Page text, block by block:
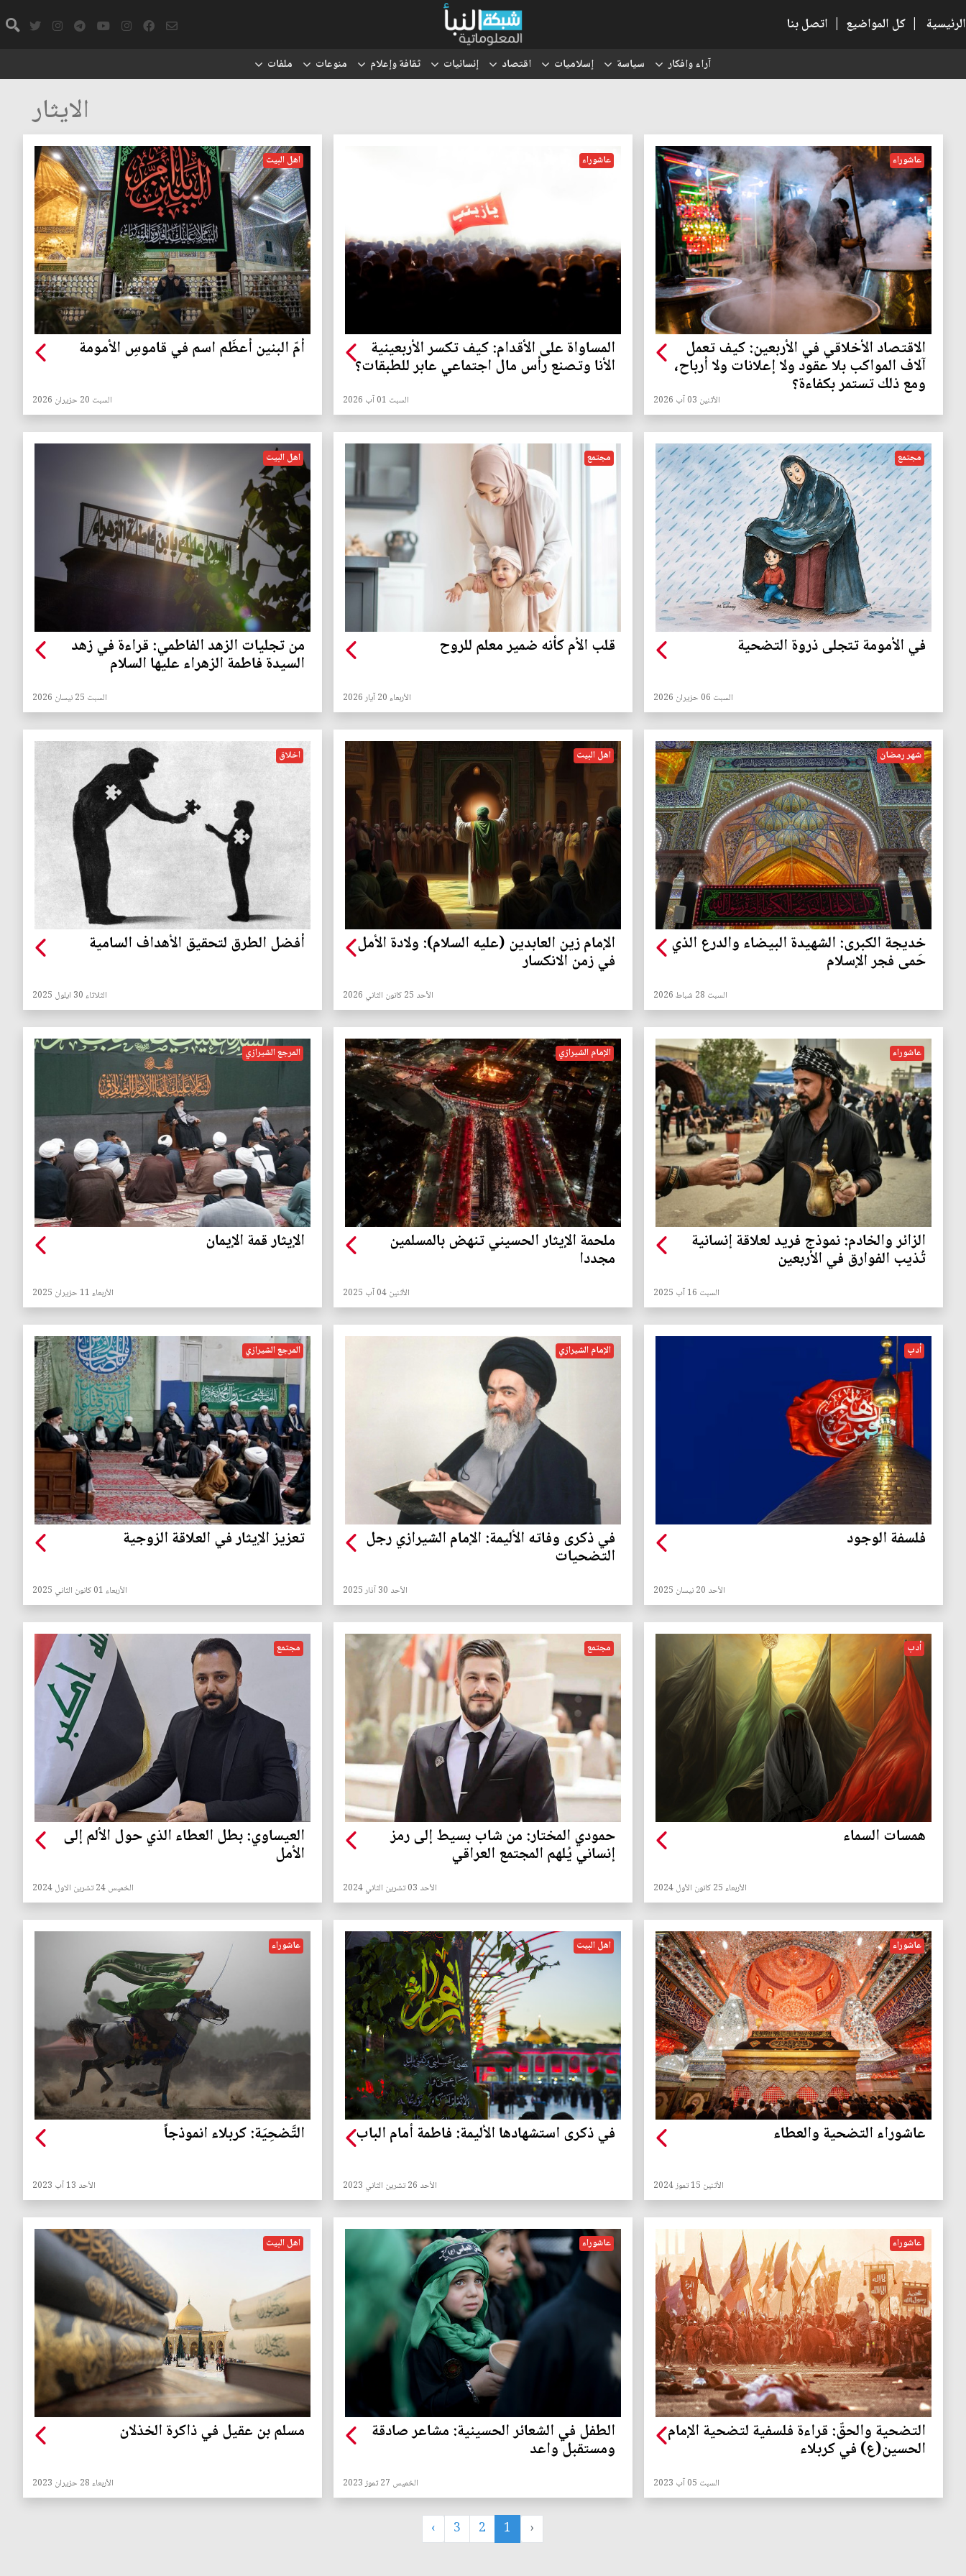
الرئيسية | كل المواضيع | اتصل بنا
آراء وافكار سياسة إسلاميات اقتصاد إنسانيات ثقافة وإعلام منوعات ملفات
الايثار
عاشوراء
الاقتصاد الأخلاقي في الأربعين: كيف تعمل
آلاف المواكب بلا عقود ولا إعلانات ولا أرباح،
ومع ذلك تستمر بكفاءة؟
الأثنين 03 آب 2026
عاشوراء
المساواة على الأقدام: كيف تكسر الأربعينية
الأنا وتصنع رأس مال اجتماعي عابر للطبقات؟
السبت 01 آب 2026
اهل البيت
أمّ البنين أعظَم اسم في قاموسِ الأمومة
السبت 20 حزيران 2026
مجتمع
في الأمومة تتجلى ذروة التضحية
السبت 06 حزيران 2026
مجتمع
قلب الأم كأنه ضمير معلم للروح
الأربعاء 20 آيار 2026
اهل البيت
من تجليات الزهد الفاطمي: قراءة في زهد
السيدة فاطمة الزهراء عليها السلام
السبت 25 نيسان 2026
شهر رمضان
خديجة الكبرى: الشهيدة البيضاء والدرع الذي
حَمى فجر الإسلام
السبت 28 شباط 2026
اهل البيت
الإمام زين العابدين (عليه السلام): ولادة الأمل
في زمن الانكسار
الأحد 25 كانون الثاني 2026
اخلاق
أفضل الطرق لتحقيق الأهداف السامية
الثلاثاء 30 ايلول 2025
عاشوراء
الزائر والخادم: نموذج فريد لعلاقة إنسانية
تُذيب الفوارق في الأربعين
السبت 16 آب 2025
الإمام الشيرازي
ملحمة الإيثار الحسيني تنهض بالمسلمين
مجددا
الأثنين 04 آب 2025
المرجع الشيرازي
الإيثار قمة الإيمان
الأربعاء 11 حزيران 2025
أدب
فلسفة الوجود
الأحد 20 نيسان 2025
الإمام الشيرازي
في ذكرى وفاته الأليمة: الإمام الشيرازي رجل
التضحيات
الأحد 30 آذار 2025
المرجع الشيرازي
تعزيز الإيثار في العلاقة الزوجية
الأربعاء 01 كانون الثاني 2025
أدب
همسات السماء
الأربعاء 25 كانون الأول 2024
مجتمع
حمودي المختار: من شاب بسيط إلى رمز
إنساني يُلهم المجتمع العراقي
الأحد 03 تشرين الثاني 2024
مجتمع
العيساوي: بطل العطاء الذي حول الألم إلى
الأمل
الخميس 24 تشرين الاول 2024
عاشوراء
عاشوراء التضحية والعطاء
الأثنين 15 تموز 2024
اهل البيت
في ذكرى استشهادها الأليمة: فاطمة أمام الباب
الأحد 26 تشرين الثاني 2023
عاشوراء
التَّضحِيَة: كربلاء انموذجاً
الأحد 13 آب 2023
عاشوراء
التضحية والحقّ: قراءة فلسفية لتضحية الإمام
الحسين(ع) في كربلاء
السبت 05 آب 2023
عاشوراء
الطفل في الشعائر الحسينية: مشاعر صادقة
ومستقبل واعد
الخميس 27 تموز 2023
اهل البيت
مسلم بن عقيل في ذاكرة الخذلان
الأربعاء 28 حزيران 2023
‹
1
2
3
›